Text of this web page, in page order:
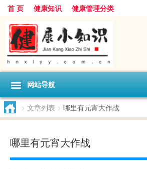
首 页 健康知识 健康管理分类
网站导航
> 文章列表 > 哪里有元宵大作战
哪里有元宵大作战